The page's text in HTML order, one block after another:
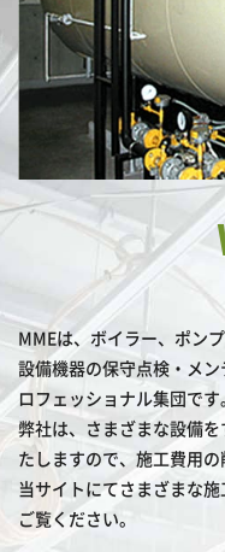
MMEは、ボイラー、ポン
設備機器の保守点検・メ
ロフェッショナル集団です
弊社は、さまざまな設備
たしますので、 施工費用の
当サイトにてさまざまな
ご覧ください。